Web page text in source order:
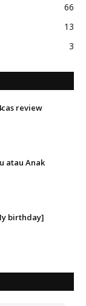
66
13
3
review
atau Anak
birthday]